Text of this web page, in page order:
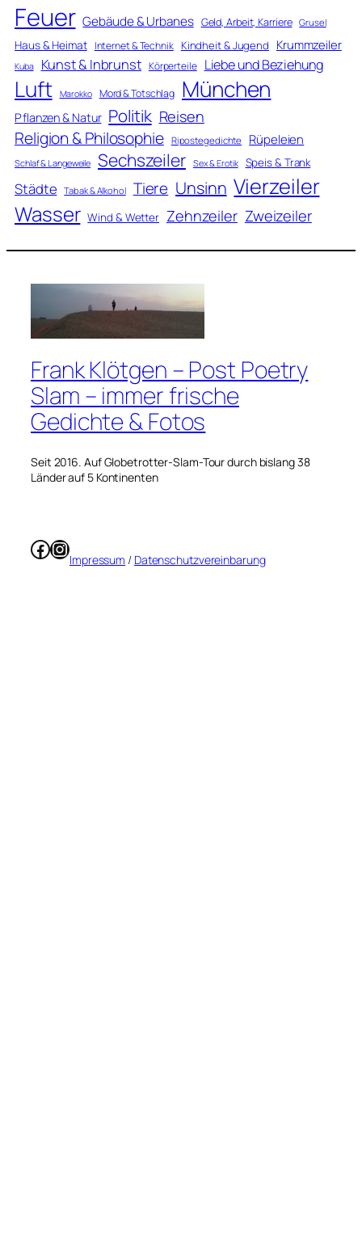
Feuer Gebäude & Urbanes Geld, Arbeit, Karriere Grusel
Haus & Heimat Internet & Technik Kindheit & Jugend Krummzeiler
Kuba Kunst & Inbrunst Körperteile Liebe und Beziehung
Luft Marokko Mord & Totschlag München
Pflanzen & Natur Politik Reisen
Religion & Philosophie Ripostegedichte Rüpeleien
Schlaf & Langeweile Sechszeiler Sex & Erotik Speis & Trank
Städte Tabak & Alkohol Tiere Unsinn Vierzeiler
Wasser Wind & Wetter Zehnzeiler Zweizeiler
Frank Klötgen – Post Poetry
Slam – immer frische
Gedichte & Fotos
Seit 2016. Auf Globetrotter-Slam-Tour durch bislang 38
Länder auf 5 Kontinenten
Facebook
Instagram
Impressum / Datenschutzvereinbarung